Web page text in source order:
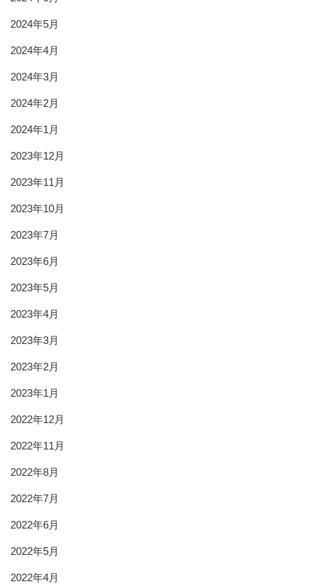
2024年5月
2024年4月
2024年3月
2024年2月
2024年1月
2023年12月
2023年11月
2023年10月
2023年7月
2023年6月
2023年5月
2023年4月
2023年3月
2023年2月
2023年1月
2022年12月
2022年11月
2022年8月
2022年7月
2022年6月
2022年5月
2022年4月